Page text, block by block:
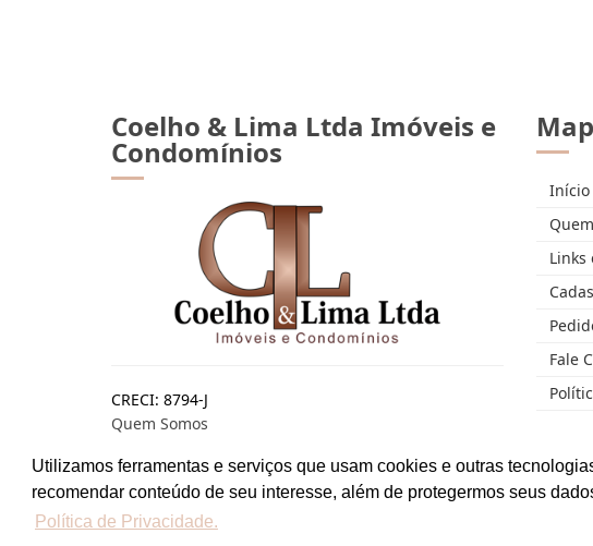
Utilizamos ferramentas e serviços que usam cookies e outras
recomendar conteúdo de seu interesse, além de protegermos seus
Política de Privacidade.
Coelho & Lima Ltda Imóveis e
Condomínios
CRECI: 8794-J
Quem Somos
está no mercado para inovar e prover seus clientes
de serviços de qualidade única nos segmentos que
atua: Administração de Condomínios, Negócios Imo...
Início
Links
Fale